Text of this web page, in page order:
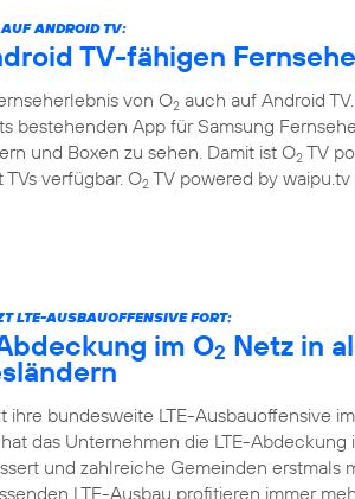
ANDROID TV:
TV-fähigen
von O2 auch auf Android
bestehenden App für Samsung
und Boxen zu sehen. Damit ist O2 TV
verfügbar. O2 TV powered by
LTE-AUSBAUOFFENSIVE FORT:
im O2 Netz in
bundesweite LTE-Ausbauoffensive
das Unternehmen die LTE-
und zahlreiche Gemeinden erstmals
LTE-Ausbau profitieren immer